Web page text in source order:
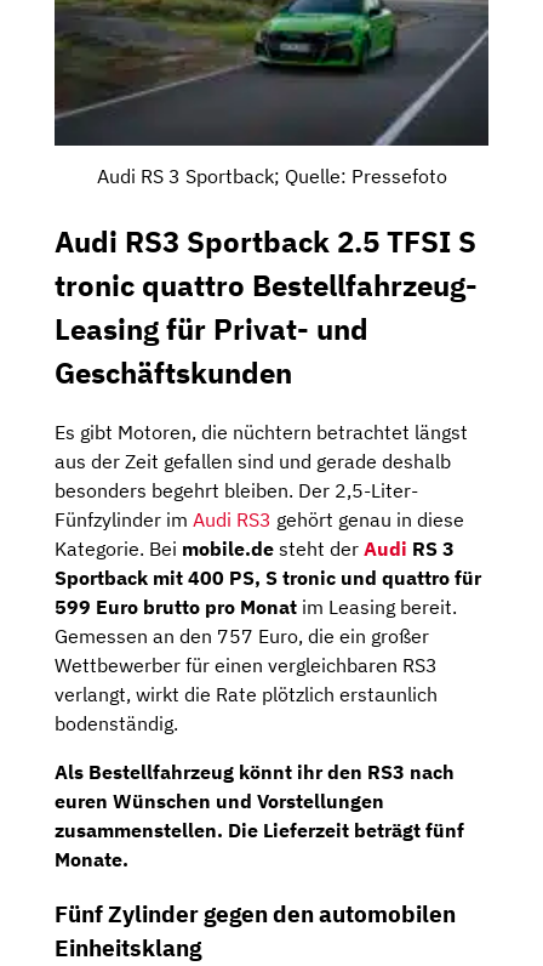
Audi RS 3 Sportback; Quelle: Pressefoto
Audi RS3 Sportback 2.5 TFSI S
tronic quattro Bestellfahrzeug-
Leasing für Privat- und
Geschäftskunden
Es gibt Motoren, die nüchtern betrachtet längst
aus der Zeit gefallen sind und gerade deshalb
besonders begehrt bleiben. Der 2,5-Liter-
Fünfzylinder im Audi RS3 gehört genau in diese
Kategorie. Bei mobile.de steht der Audi RS 3
Sportback mit 400 PS, S tronic und quattro für
599 Euro brutto pro Monat im Leasing bereit.
Gemessen an den 757 Euro, die ein großer
Wettbewerber für einen vergleichbaren RS3
verlangt, wirkt die Rate plötzlich erstaunlich
bodenständig.
Als Bestellfahrzeug könnt ihr den RS3 nach
euren Wünschen und Vorstellungen
zusammenstellen. Die Lieferzeit beträgt fünf
Monate.
Fünf Zylinder gegen den automobilen
Einheitsklang